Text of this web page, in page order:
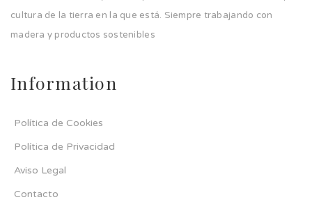
cultura de la tierra en la que está. Siempre trabajando con
madera y productos sostenibles
Information
Política de Cookies
Política de Privacidad
Aviso Legal
Contacto